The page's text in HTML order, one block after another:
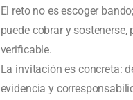
El reto no es escoger
puede cobrar y
verificable.
La invitación es concreta:
evidencia y